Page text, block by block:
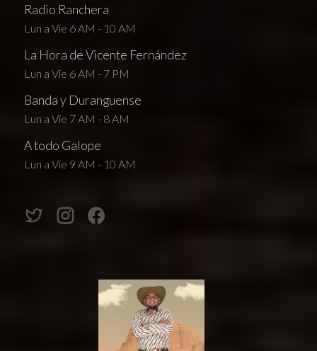
Radio Ranchera
Lun a Vie 6 AM - 10 AM
La Hora de Vicente Fernández
Lun a Vie 6 AM - 7 PM
Banda y Duranguense
Lun a Vie 7 AM - 8 AM
A todo Galope
Lun a Vie 9 AM - 10 AM